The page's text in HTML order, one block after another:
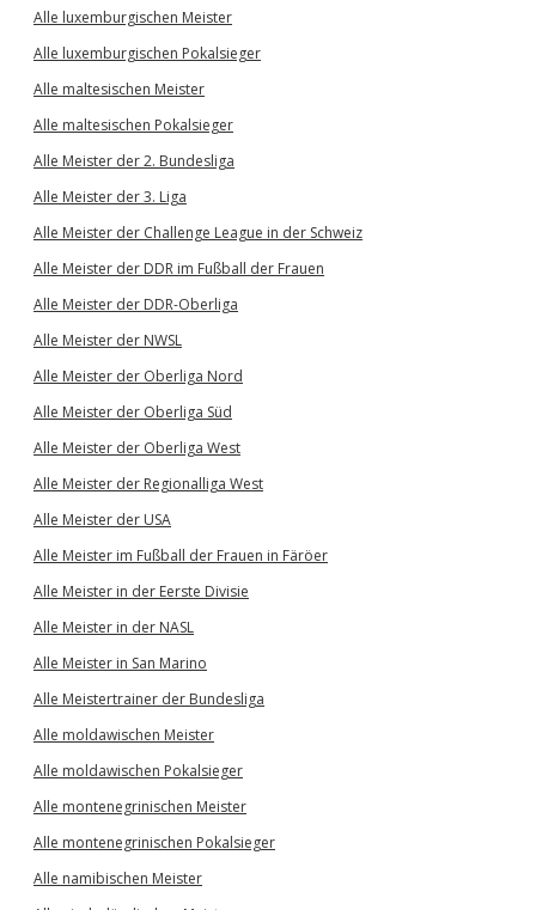
Alle luxemburgischen Meister
Alle luxemburgischen Pokalsieger
Alle maltesischen Meister
Alle maltesischen Pokalsieger
Alle Meister der 2. Bundesliga
Alle Meister der 3. Liga
Alle Meister der Challenge League in der Schweiz
Alle Meister der DDR im Fußball der Frauen
Alle Meister der DDR-Oberliga
Alle Meister der NWSL
Alle Meister der Oberliga Nord
Alle Meister der Oberliga Süd
Alle Meister der Oberliga West
Alle Meister der Regionalliga West
Alle Meister der USA
Alle Meister im Fußball der Frauen in Färöer
Alle Meister in der Eerste Divisie
Alle Meister in der NASL
Alle Meister in San Marino
Alle Meistertrainer der Bundesliga
Alle moldawischen Meister
Alle moldawischen Pokalsieger
Alle montenegrinischen Meister
Alle montenegrinischen Pokalsieger
Alle namibischen Meister